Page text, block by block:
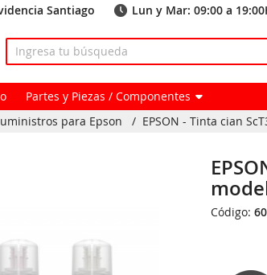
Santiago Lun y Mar: 09:00 a
Partes y Piezas / Componentes
para Epson / EPSON - Tinta cian
Código: